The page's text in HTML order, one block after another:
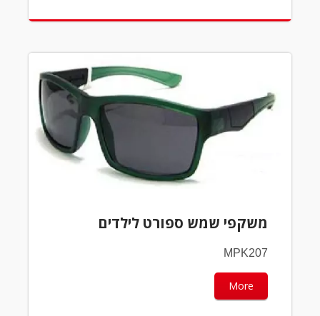
משקפי שמש ספורט לילדים
MPK207
More